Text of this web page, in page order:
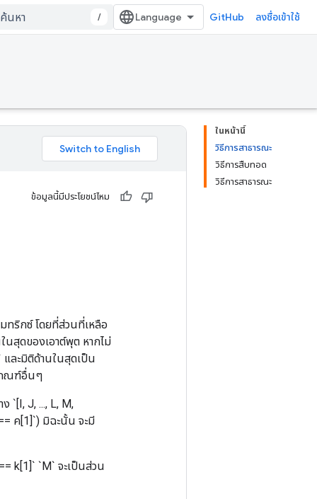
/ GitHub ลงชื่อเข้าใช้
ในหน้านี้
วิธีการสาธารณะ
วิธีการสืบทอด
วิธีการสาธารณะ
ข้อมูลนี้มีประโยชน์ไหม
ทริกซ์ โดยที่ส่วนที่เหลือ
นสุดของเอาต์พุต หากไม่
และมิติด้านในสุดเป็น
กณฑ์อื่นๆ
`[I, J, ..., L, M,
ค[1]`) มิฉะนั้น จะมี
k[1]` `M` จะเป็นส่วน